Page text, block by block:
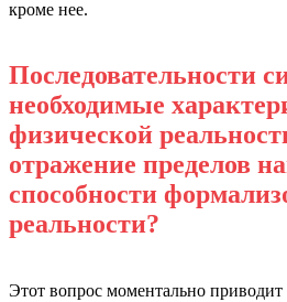
кроме нее.
Последовательности
необходимые
физической
отражение пределов
способности
реальности?
Этот вопрос моментально